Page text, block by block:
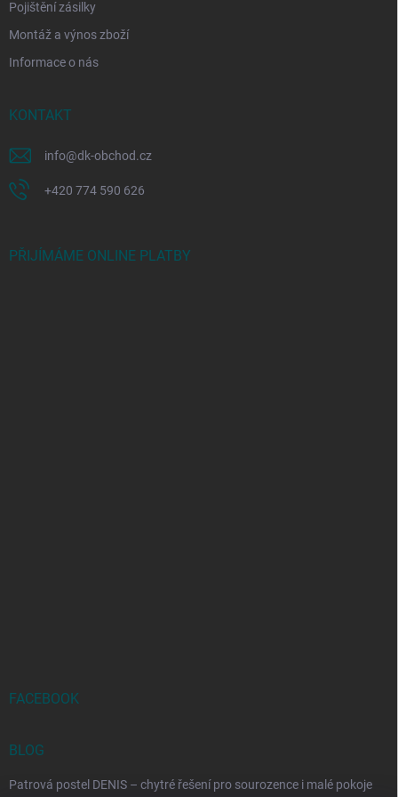
Pojištění zásilky
Montáž a výnos zboží
Informace o nás
KONTAKT
info@dk-obchod.cz
+420 774 590 626
PŘIJÍMÁME ONLINE PLATBY
FACEBOOK
BLOG
Patrová postel DENIS – chytré řešení pro sourozence i malé pokoje